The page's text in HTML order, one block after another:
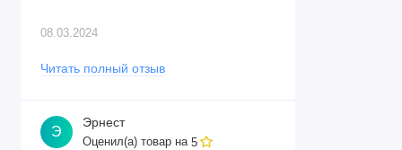
08.03.2024
Читать полный отзыв
Э
Эрнест
Оценил(а) товар на 5